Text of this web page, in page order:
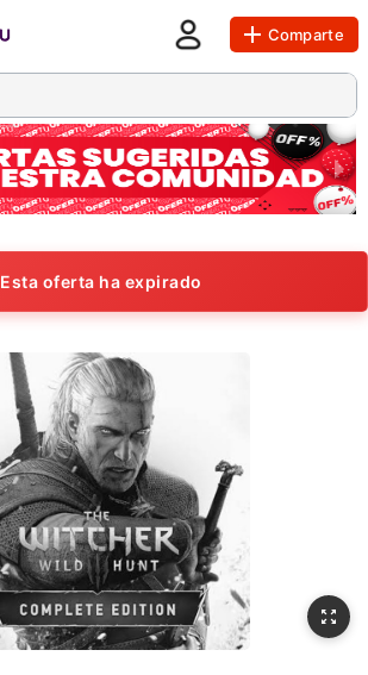
Comparte
Esta oferta ha expirado